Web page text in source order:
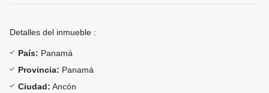
Detalles del inmueble :
País: Panamá
Provincia: Panamá
Ciudad: Ancón